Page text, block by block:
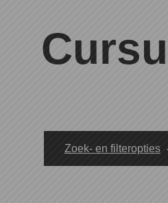
Zoek- en filteropties